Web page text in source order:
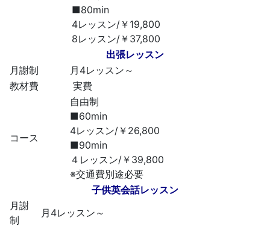
■80min
4レッスン/￥19,800
8レッスン/￥37,800
出張レッスン
月謝制
月4レッスン～
教材費
実費
コース
自由制
■60min
4レッスン/￥26,800
■90min
４レッスン/￥39,800
※交通費別途必要
子供英会話レッスン
月謝
制
月4レッスン～